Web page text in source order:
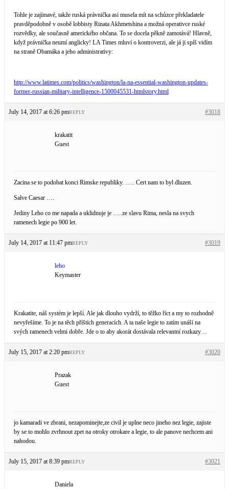
Tohle je zajímavé, takže ruská právnička asi musela mít na schůzce překladatele
pravděpodobně v osobě lobbisty Rinata Akhmetshina a možná operativce ruské
rozvědky, ale současně amerického občana. To se docela pěkně zamotává! Hlavně,
když právnička neumí anglicky! LA Times mluví o kontroverzi, ale já ji spíš vidím
na straně Obamáka a jeho administrativy:
http://www.latimes.com/politics/washington/la-na-essential-washington-updates-
former-russian-military-intelligence-1500045531-htmlstory.html
July 14, 2017 at 6:26 pm #3018
REPLY
krakatit
Guest
Zacina se to podobat konci Rimske republiky. ….. Cert nam to byl dluzen.
Salve Caesar ….
Jediny Leho co me napada a uklidnuje je …..ze slavu Rima, nesla na svych
ramenech legie po 900 let.
July 14, 2017 at 11:47 pm #3019
REPLY
leho
Keymaster
Krakatite, náš systém je lepší. Ale jak dlouho vydrží, to těžko říct a my to rozhodně
nevyřešíme. To je na těch příštích generacích. A ta naše legie to zatím unáší na
svých ramenech velmi dobře. Jde o to aby akorát dostávala relevantní rozkazy…
July 15, 2017 at 2:20 pm #3020
REPLY
Prazak
Guest
jo kamaradi ve zbrani, nezapominejte,ze civil je uplne neco jineho nez legie, zajiste
by se to mohlo zvrhnout zpet na otroky otrokare a legie, to ale panove nechcem ani
nahodou.
July 15, 2017 at 8:39 pm #3021
REPLY
Daniela